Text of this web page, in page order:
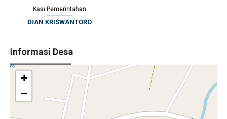
Kasi Pemerintahan
DIAN KRISWANTORO
Informasi Desa
+
−